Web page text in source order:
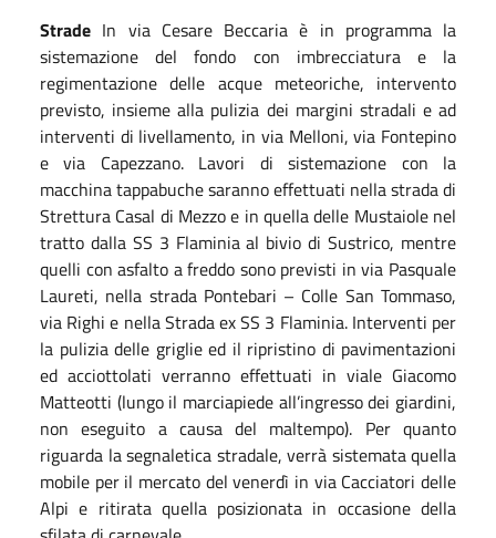
Strade In via Cesare Beccaria è in programma la
sistemazione del fondo con imbrecciatura e la
regimentazione delle acque meteoriche, intervento
previsto, insieme alla pulizia dei margini stradali e ad
interventi di livellamento, in via Melloni, via Fontepino
e via Capezzano. Lavori di sistemazione con la
macchina tappabuche saranno effettuati nella strada di
Strettura Casal di Mezzo e in quella delle Mustaiole nel
tratto dalla SS 3 Flaminia al bivio di Sustrico, mentre
quelli con asfalto a freddo sono previsti in via Pasquale
Laureti, nella strada Pontebari – Colle San Tommaso,
via Righi e nella Strada ex SS 3 Flaminia. Interventi per
la pulizia delle griglie ed il ripristino di pavimentazioni
ed acciottolati verranno effettuati in viale Giacomo
Matteotti (lungo il marciapiede all’ingresso dei giardini,
non eseguito a causa del maltempo). Per quanto
riguarda la segnaletica stradale, verrà sistemata quella
mobile per il mercato del venerdì in via Cacciatori delle
Alpi e ritirata quella posizionata in occasione della